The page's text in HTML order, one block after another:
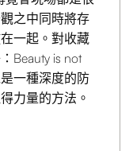
之中同時將存
一起。對收藏
Beauty is not
一種深度的防
力量的方法。